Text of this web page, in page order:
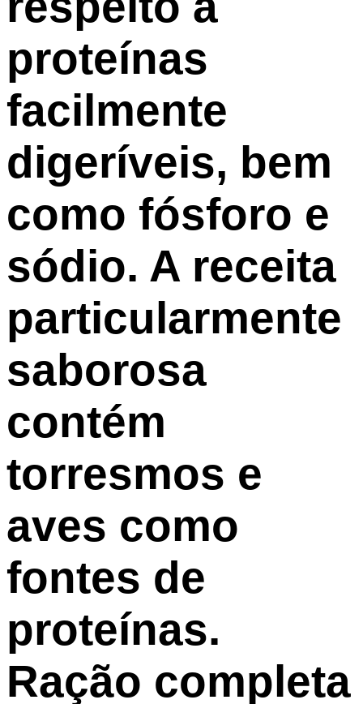
proteínas
facilmente
digeríveis, bem
como fósforo e
sódio. A receita
particularmente
saborosa
contém
torresmos e
aves como
fontes de
proteínas.
Ração completa